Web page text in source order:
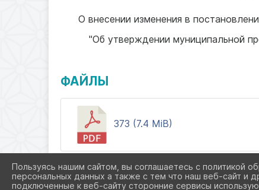
О внесении изменения в
"Об утверждении муниципальной
ФАЙЛЫ
373 (7.4 MiB)
Пользуясь нашим сайтом, вы соглашаетесь с политикой
персональных данных а также с тем что наш веб-сайт и
подключенные к веб-сайту сторонние сервисы